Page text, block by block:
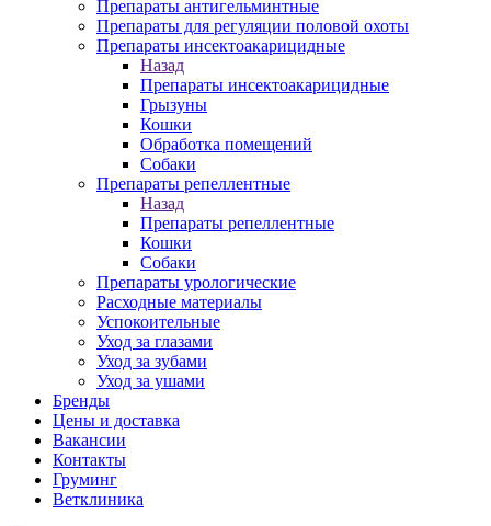
Препараты антигельминтные
Препараты для регуляции половой охоты
Препараты инсектоакарицидные
Назад
Препараты инсектоакарицидные
Грызуны
Кошки
Обработка помещений
Собаки
Препараты репеллентные
Назад
Препараты репеллентные
Кошки
Собаки
Препараты урологические
Расходные материалы
Успокоительные
Уход за глазами
Уход за зубами
Уход за ушами
Бренды
Цены и доставка
Вакансии
Контакты
Груминг
Ветклиника